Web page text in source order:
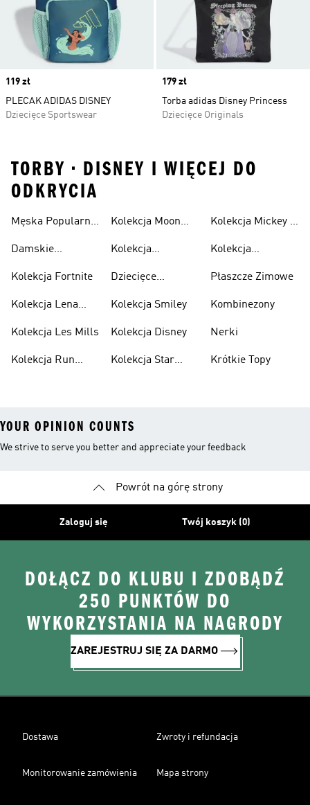
Price
119 zł
PLECAK ADIDAS DISNEY
Dziecięce Sportswear
Price
179 zł
Torba adidas Disney Princess
Dziecięce Originals
TORBY • DISNEY I WIĘCEJ DO
ODKRYCIA
Męska Popularne
Damskie
Kolekcja
Kolekcja Fortnite
Kolekcja Lena
Kolekcja Les Mills
Kolekcja Run
Kolekcja Moon
Kolekcja
Dziecięce
Kolekcja
Kolekcja Smiley
Kolekcja Disney
Kolekcja Star
Kolekcja Mickey &
Kolekcja
Płaszcze Zimowe
Kombinezony
Nerki
Krótkie Topy
YOUR OPINION COUNTS
We strive to serve you better and appreciate your feedback
Powrót na górę strony
Zaloguj się Twój koszyk (0)
DOŁĄCZ DO KLUBU I ZDOBĄDŹ
250 PUNKTÓW DO
WYKORZYSTANIA NA NAGRODY
ZAREJESTRUJ SIĘ ZA DARMO
Dostawa Zwroty i refundacja
Monitorowanie zamówienia Mapa strony